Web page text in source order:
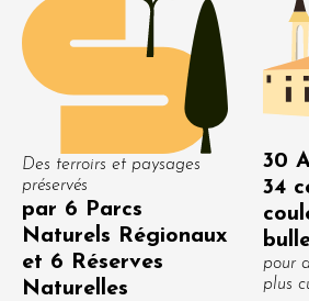
Des terroirs et paysages
préservés
par 6 Parcs
Naturels Régionaux
et 6 Réserves
Naturelles
30
34
pour
plus